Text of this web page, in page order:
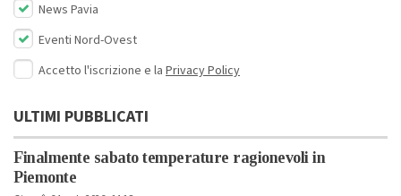
News Pavia
Eventi Nord-Ovest
Accetto l'iscrizione e la Privacy Policy
ULTIMI PUBBLICATI
Finalmente sabato temperature ragionevoli in
Piemonte